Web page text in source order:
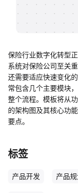
保险行业数字化转型
系统对保险公司至关
还需要适应快速变化
常包含几个主要模块
整个流程。模板将从
的架构图及其核心功
要点。
标签
产品开发 产品